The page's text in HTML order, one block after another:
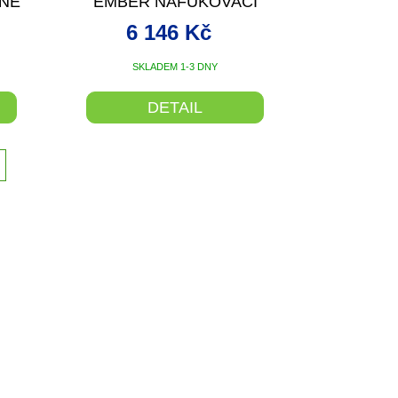
KARIMATKA ORANŽOVÁ
198X66X11,7
SKLADEM 1-3 DNY
6 146 Kč
DETAIL